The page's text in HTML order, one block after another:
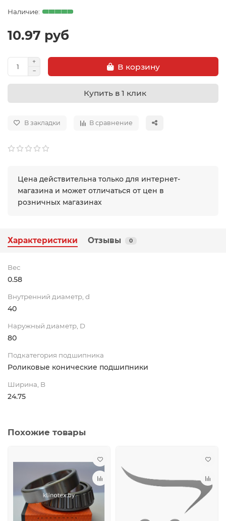
10.97 руб
В корзину
Купить в 1 клик
В закладки В сравнение
Цена действительна только для интернет-
магазина и может отличаться от цен в
розничных магазинах
Характеристики Отзывы 0
Вес
0.58
Внутренний диаметр, d
40
Наружный диаметр, D
80
Подкатегория подшипника
Роликовые конические подшипники
Ширина, B
24.75
Похожие товары